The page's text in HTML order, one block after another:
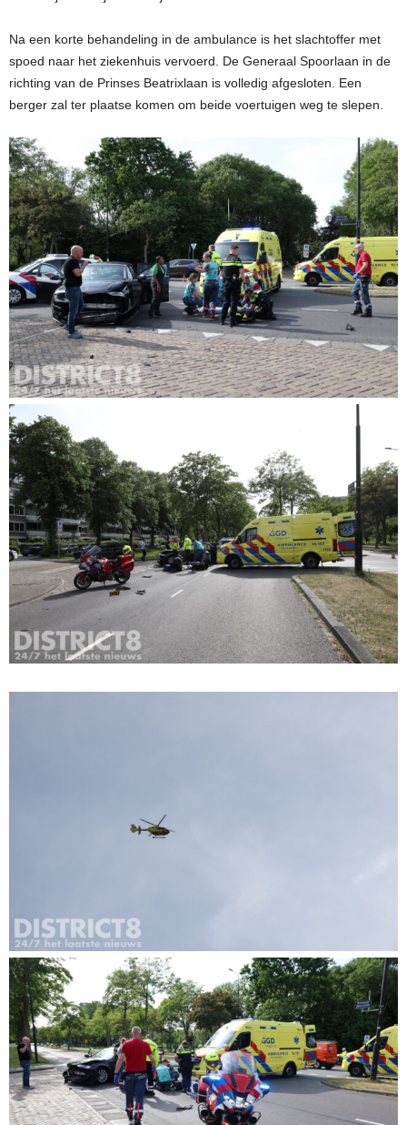
Na een korte behandeling in de ambulance is het slachtoffer met
spoed naar het ziekenhuis vervoerd. De Generaal Spoorlaan in de
richting van de Prinses Beatrixlaan is volledig afgesloten. Een
berger zal ter plaatse komen om beide voertuigen weg te slepen.